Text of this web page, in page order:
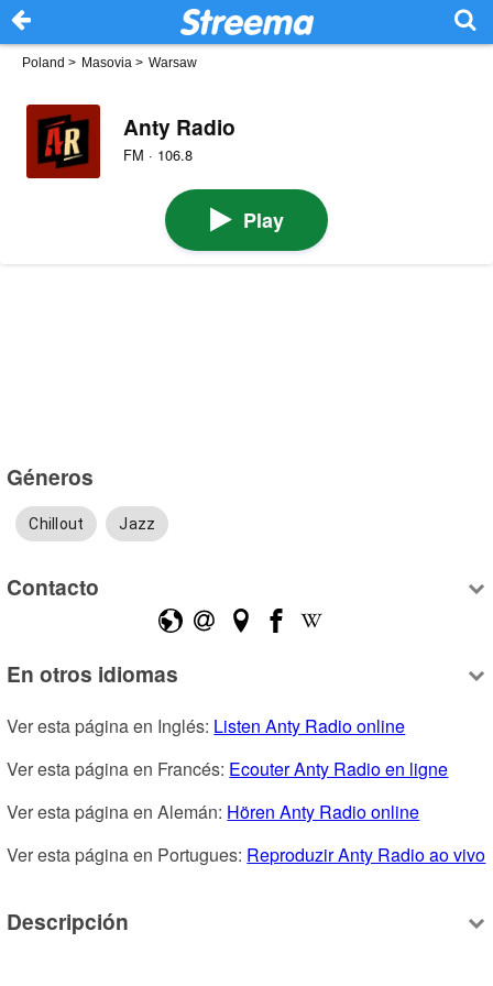
Poland > Masovia > Warsaw
Anty Radio
FM · 106.8
Play
Géneros
Chillout Jazz
Contacto
En otros idiomas
Ver esta página en Inglés: Listen Anty Radio online
Ver esta página en Francés: Ecouter Anty Radio en ligne
Ver esta página en Alemán: Hören Anty Radio online
Ver esta página en Portugues: Reproduzir Anty Radio ao vivo
Descripción